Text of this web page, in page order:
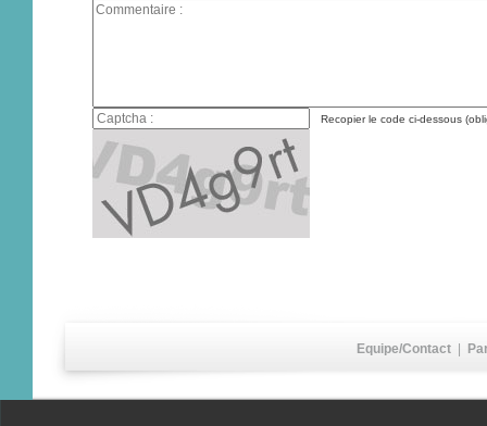
Recopier le code ci-dessous
Equipe/Contact